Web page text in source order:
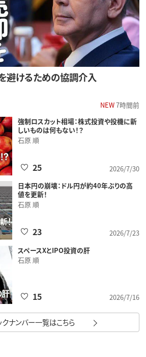
避けるための協調介入
NEW7時間前
強制ロスカット相場：株式投資や投機に新
しいものは何もない！？
石原 順
2026/7/30
25
日本円の崩壊：ドル円が約40年ぶりの高
値を更新！
石原 順
2026/7/23
23
スペースXとIPO投資の肝
石原 順
2026/7/16
15
クナンバー一覧はこちら